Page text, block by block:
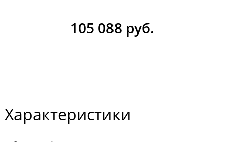
105 088 руб.
Характеристики